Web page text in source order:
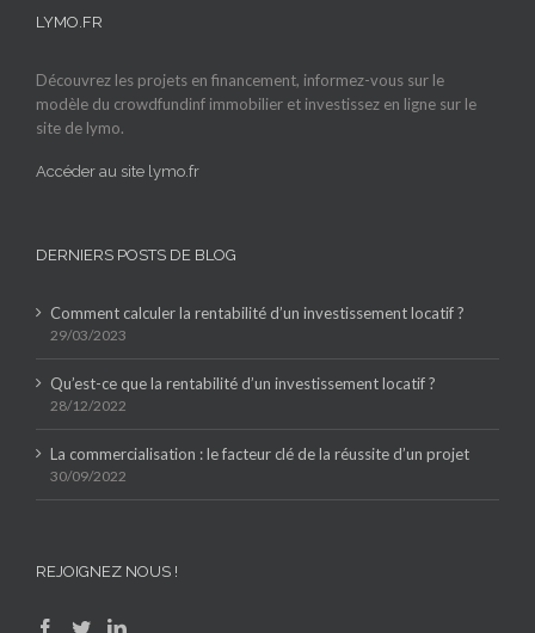
LYMO.FR
Découvrez les projets en financement, informez-vous sur le
modèle du crowdfundinf immobilier et investissez en ligne sur le
site de lymo.
Accéder au site lymo.fr
DERNIERS POSTS DE BLOG
Comment calculer la rentabilité d’un investissement locatif ?
29/03/2023
Qu’est-ce que la rentabilité d’un investissement locatif ?
28/12/2022
La commercialisation : le facteur clé de la réussite d’un projet
30/09/2022
REJOIGNEZ NOUS !